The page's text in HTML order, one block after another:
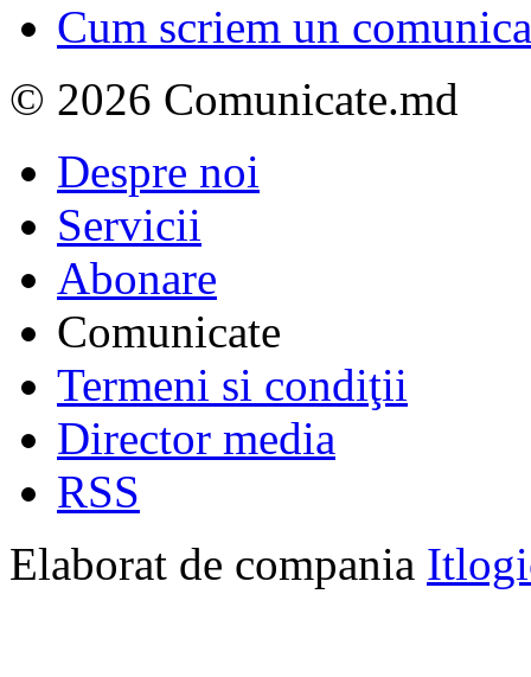
Cum scriem un
© 2026 Comunicate.md
Despre noi
Servicii
Abonare
Comunicate
Termeni si condiţii
Director media
RSS
Elaborat de compania